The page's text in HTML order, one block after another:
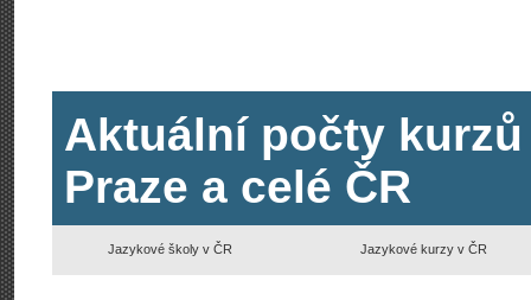
Aktuální počty
Praze a celé ČR
Jazykové školy v ČR Jazykové kurzy v ČR